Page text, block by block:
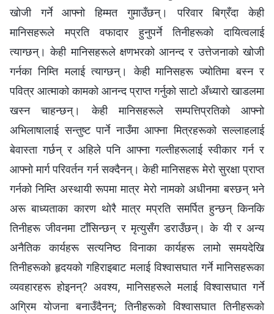
खोजी गर्ने आफ्नो हिम्मत गुमाउँछन्। परिवार बिग्रँदा केही
मानिसहरूले मप्रति वफादार हुनुपर्ने तिनीहरूको दायित्वलाई
त्याग्छन्। केही मानिसहरूले क्षणभरको आनन्द र उत्तेजनाको खोजी
गर्नका निम्ति मलाई त्याग्छन्। केही मानिसहरू ज्योतिमा बस्‍न र
पवित्र आत्माको कामको आनन्द प्राप्त गर्नुको साटो अँध्यारो खाडलमा
खस्‍न चाहन्छन्। केही मानिसहरूले सम्पत्तिप्रतिको आफ्नो
अभिलाषालाई सन्तुष्ट पार्ने नाउँमा आफ्ना मित्रहरूको सल्लाहलाई
बेवास्ता गर्छन् र अहिले पनि आफ्ना गल्तीहरूलाई स्वीकार गर्न र
आफ्नो मार्ग परिवर्तन गर्न सक्दैनन्। केही मानिसहरू मेरो सुरक्षा प्राप्त
गर्नको निम्ति अस्थायी रूपमा मात्र मेरो नामको अधीनमा बस्छन् भने
अरू बाध्यताका कारण थोरै मात्र मप्रति समर्पित हुन्छन् किनकि
तिनीहरू जीवनमा टाँसिन्छन् र मृत्युसँग डराउँछन्। के यी र अन्य
अनैतिक कार्यहरू सत्यनिष्ठ विनाका कार्यहरू लामो समयदेखि
तिनीहरूको हृदयको गहिराइबाट मलाई विश्‍वासघात गर्ने मानिसहरूका
व्यवहारहरू होइनन्? अवश्य, मानिसहरूले मलाई विश्‍वासघात गर्ने
अग्रिम योजना बनाउँदैनन्; तिनीहरूको विश्‍वासघात तिनीहरूको